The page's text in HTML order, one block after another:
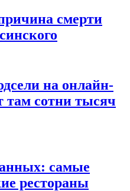
смерти
на онлайн-
там сотни тысяч
самые
рестораны